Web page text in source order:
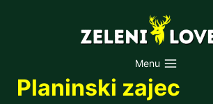
Menu
Planinski zajec